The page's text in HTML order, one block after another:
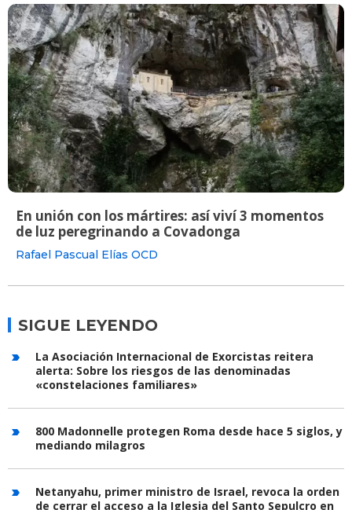
En unión con los mártires: así viví 3 momentos
de luz peregrinando a Covadonga
Rafael Pascual Elías OCD
SIGUE LEYENDO
La Asociación Internacional de Exorcistas reitera
alerta: Sobre los riesgos de las denominadas
«constelaciones familiares»
800 Madonnelle protegen Roma desde hace 5 siglos, y
mediando milagros
Netanyahu, primer ministro de Israel, revoca la orden
de cerrar el acceso a la Iglesia del Santo Sepulcro en